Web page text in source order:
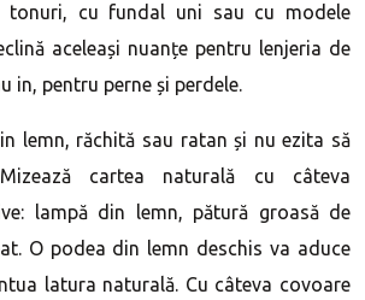
tonuri, cu fundal uni sau cu modele
aceleași nuanțe pentru lenjeria de
in, pentru perne și perdele.
lemn, răchită sau ratan și nu ezita să
cartea naturală cu câteva
lampă din lemn, pătură groasă de
O podea din lemn deschis va aduce
latura naturală. Cu câteva covoare